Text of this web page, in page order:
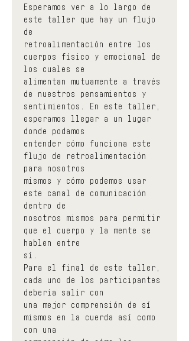
Esperamos ver a lo largo de
este taller que hay un flujo
de
retroalimentación entre los
cuerpos físico y emocional de
los cuales se
alimentan mutuamente a través
de nuestros pensamientos y
sentimientos. En este taller,
esperamos llegar a un lugar
donde podamos
entender cómo funciona este
flujo de retroalimentación
para nosotros
mismos y cómo podemos usar
este canal de comunicación
dentro de
nosotros mismos para permitir
que el cuerpo y la mente se
hablen entre
sí.
Para el final de este taller,
cada uno de los participantes
debería salir con
una mejor comprensión de sí
mismos en la cuerda así como
con una